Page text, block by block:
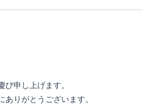
申し上げます。
りがとうございます。